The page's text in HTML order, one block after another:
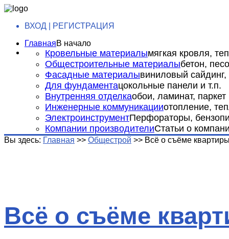
ВХОД | РЕГИСТРАЦИЯ
ГлавнаяВ начало
Кровельные материалымягкая кровля,
Общестроительные материалыбетон,
Фасадные материалывиниловый сайдинг,
Для фундаментацокольные панели и т.п.
Внутренняя отделкаобои, ламинат, паркет
Инженерные коммуникацииотопление,
ЭлектроинструментПерфораторы,
Компании производителиСтатьи о
Вы здесь: Главная >> Общестрой >> Всё о съёме
Всё о съёме